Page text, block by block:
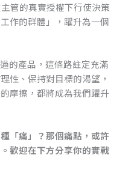
管的真實授權下行使決策
作的群體」，躍升為一個
的產品，這條路註定充滿
性、保持對目標的渴望，
摩擦，都將成為我們躍升
「痛」？那個痛點，或許
歡迎在下方分享你的實戰